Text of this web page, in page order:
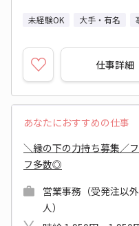
未経験OK 大手・有名
仕事詳細
あなたにおすすめの仕事
＼縁の下の力持ち募集／
フ多数◎
営業事務（受発注以
人）